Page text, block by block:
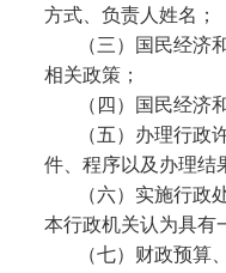
方式、负责人姓名；
（三）国民经济
相关政策；
（四）国民经济
（五）办理行政
件、程序以及办理结
（六）实施行政
本行政机关认为具有
（七）财政预算